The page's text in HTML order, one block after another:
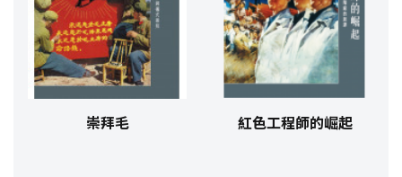
崇拜毛 紅色工程師的崛起